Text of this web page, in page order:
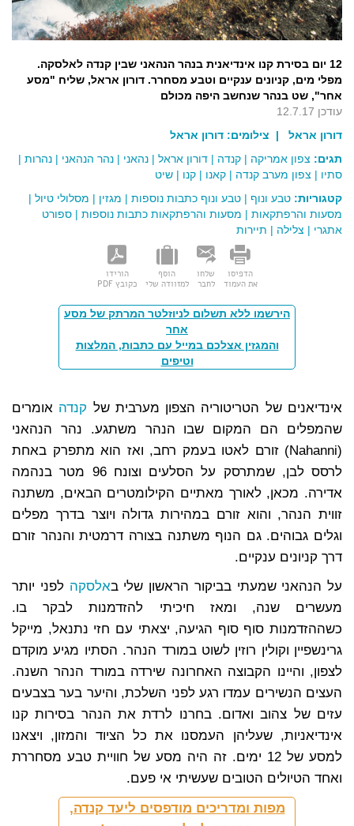
12 יום בסירת קנו אינדיאנית בנהר הנהאני שבין קנדה לאלסקה.
מפלי מים, קניונים ענקיים וטבע מסחרר. דורון אראל, שליח "מסע
אחר", שט בנהר שנחשב היפה מכולם
עודכן 12.7.17
דורון אראל
| צילומים: דורון אראל
תגים: צפון אמריקה | קנדה | דורון אראל | נהאני | נהר הנהאני | נהרות |
סתיו | צפון מערב קנדה | קאנו | קנו | שיט
קטגוריות: טבע ונוף | טבע ונוף כתבות נוספות | מגזין | מסלולי טיול |
מסעות והרפתקאות | מסעות והרפתקאות כתבות נוספות | ספורט
אתגרי | צלילה | תיירות
הדפיסו
את העמוד
שלחו
לחבר
הוסף
למזוודה שלי
הורידו
כקובץ PDF
הירשמו ללא תשלום לניוזלטר המרתק של מסע
אחר
והמגזין אצלכם במייל עם כתבות, המלצות
וטיפים
אינדיאנים של הטריטוריה הצפון מערבית של קנדה אומרים
שהמפלים הם המקום שבו הנהר משתגע. נהר הנהאני
(Nahanni) זורם לאטו בעמק רחב, ואז הוא מתפרק באחת
לרסס לבן, שמתרסק על הסלעים וצונח 96 מטר בנהמה
אדירה. מכאן, לאורך מאתיים הקילומטרים הבאים, משתנה
זווית הנהר, והוא זורם במהירות גדולה ויוצר בדרך מפלים
וגלים גבוהים. גם הנוף משתנה בצורה דרמטית והנהר זורם
דרך קניונים ענקיים.
על הנהאני שמעתי בביקור הראשון שלי באלסקה לפני יותר
מעשרים שנה, ומאז חיכיתי להזדמנות לבקר בו.
כשההזדמנות סוף סוף הגיעה, יצאתי עם חזי נתנאל, מייקל
גרינשפיין וקולין רוזין לשוט במורד הנהר. הסתיו מגיע מוקדם
לצפון, והיינו הקבוצה האחרונה שירדה במורד הנהר השנה.
העצים הנשירים עמדו רגע לפני השלכת, והיער בער בצבעים
עזים של צהוב ואדום. בחרנו לרדת את הנהר בסירות קנו
אינדיאניות, שעליהן העמסנו את כל הציוד והמזון, ויצאנו
למסע של 12 ימים. זה היה מסע של חוויית טבע מסחררת
ואחד הטיולים הטובים שעשיתי אי פעם.
מפות ומדריכים מודפסים ליעד קנדה,